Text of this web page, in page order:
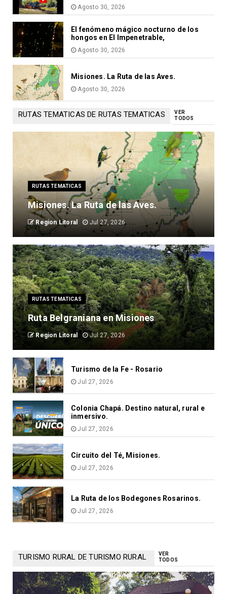
Agosto 30, 2026
El fenómeno mágico nocturno de los
hongos en El Impenetrable,
Agosto 30, 2026
Misiones. La Ruta de las Aves.
Agosto 30, 2026
RUTAS TEMATICAS DE RUTAS TEMATICAS
VER
TODOS
RUTAS TEMATICAS
Misiones. La Ruta de las Aves.
Region Litoral Jul 27, 2026
RUTAS TEMATICAS
Ruta Belgraniana en Misiones
Region Litoral Jul 27, 2026
Turismo de la Fe - Rosario
Jul 27, 2026
Colonia Chapá. Destino natural, rural e
inmersivo.
Jul 27, 2026
Circuito del Té, Misiones.
Jul 27, 2026
La Ruta de los Bodegones Rosarinos.
Jul 27, 2026
TURISMO RURAL DE TURISMO RURAL
VER
TODOS